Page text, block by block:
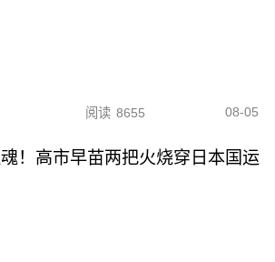
阅读 8655 08-05
！高市早苗两把火烧穿日本国运